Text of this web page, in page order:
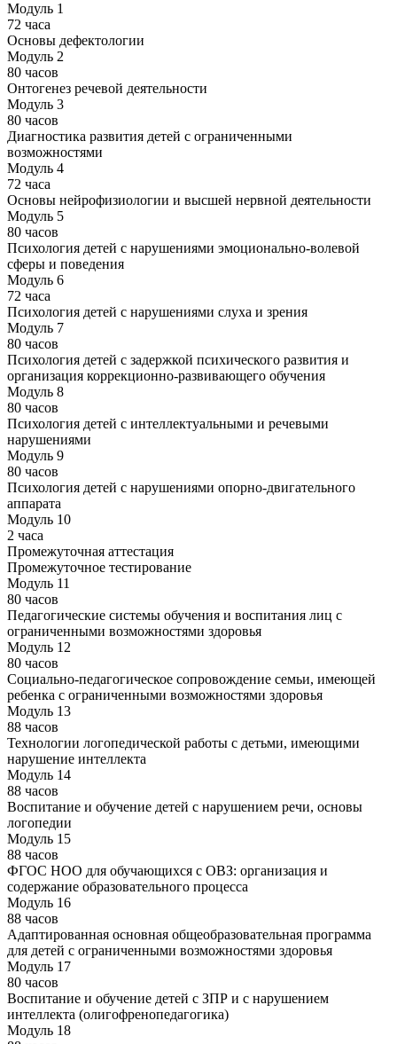
Модуль 1
72 часа
Основы дефектологии
Модуль 2
80 часов
Онтогенез речевой деятельности
Модуль 3
80 часов
Диагностика развития детей с ограниченными
возможностями
Модуль 4
72 часа
Основы нейрофизиологии и высшей нервной деятельности
Модуль 5
80 часов
Психология детей с нарушениями эмоционально-волевой
сферы и поведения
Модуль 6
72 часа
Психология детей с нарушениями слуха и зрения
Модуль 7
80 часов
Психология детей с задержкой психического развития и
организация коррекционно-развивающего обучения
Модуль 8
80 часов
Психология детей с интеллектуальными и речевыми
нарушениями
Модуль 9
80 часов
Психология детей с нарушениями опорно-двигательного
аппарата
Модуль 10
2 часа
Промежуточная аттестация
Промежуточное тестирование
Модуль 11
80 часов
Педагогические системы обучения и воспитания лиц с
ограниченными возможностями здоровья
Модуль 12
80 часов
Социально-педагогическое сопровождение семьи, имеющей
ребенка с ограниченными возможностями здоровья
Модуль 13
88 часов
Технологии логопедической работы с детьми, имеющими
нарушение интеллекта
Модуль 14
88 часов
Воспитание и обучение детей с нарушением речи, основы
логопедии
Модуль 15
88 часов
ФГОС НОО для обучающихся с ОВЗ: организация и
содержание образовательного процесса
Модуль 16
88 часов
Адаптированная основная общеобразовательная программа
для детей с ограниченными возможностями здоровья
Модуль 17
80 часов
Воспитание и обучение детей с ЗПР и с нарушением
интеллекта (олигофренопедагогика)
Модуль 18